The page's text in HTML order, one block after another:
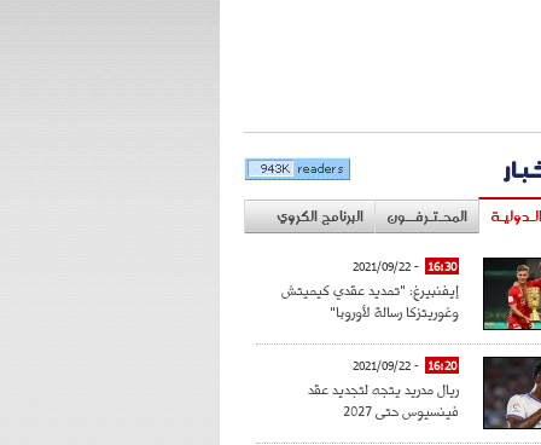
المحـتـرفــون البرنامج الكروي
16:30
- 2021/09/22
إيفنبيرغ: "تمديد عقدي كيميتش
وغوريتزكا رسالة لأوروبا"
16:20
- 2021/09/22
ريال مدريد يتجه لتجديد عقد
فينسيوس حتى 2027